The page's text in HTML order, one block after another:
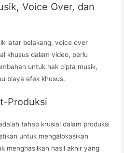
Voice Over, dan
latar belakang, voice over
khusus dalam video, perlu
untuk hak cipta musik,
biaya efek khusus.
Produksi
tahap krusial dalam produksi
untuk mengalokasikan
menghasilkan hasil akhir yang